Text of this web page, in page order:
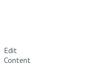
Edit
Content